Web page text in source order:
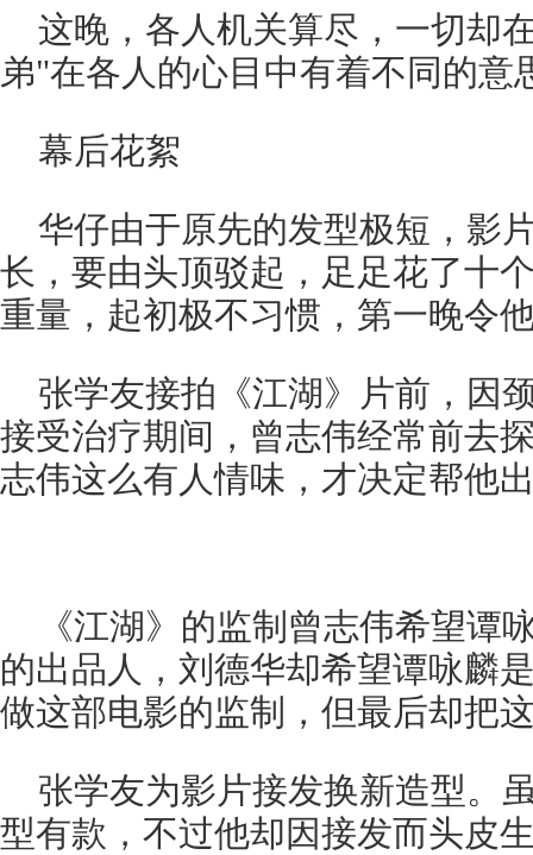
这晚，各人机关算尽，一切却
弟"在各人的心目中有着不同的意
幕后花絮
华仔由于原先的发型极短，影
长，要由头顶驳起，足足花了十
重量，起初极不习惯，第一晚令
张学友接拍《江湖》片前，因
接受治疗期间，曾志伟经常前去
志伟这么有人情味，才决定帮他
《江湖》的监制曾志伟希望谭
的出品人，刘德华却希望谭咏麟
做这部电影的监制，但最后却把
张学友为影片接发换新造型。
型有款，不过他却因接发而头皮